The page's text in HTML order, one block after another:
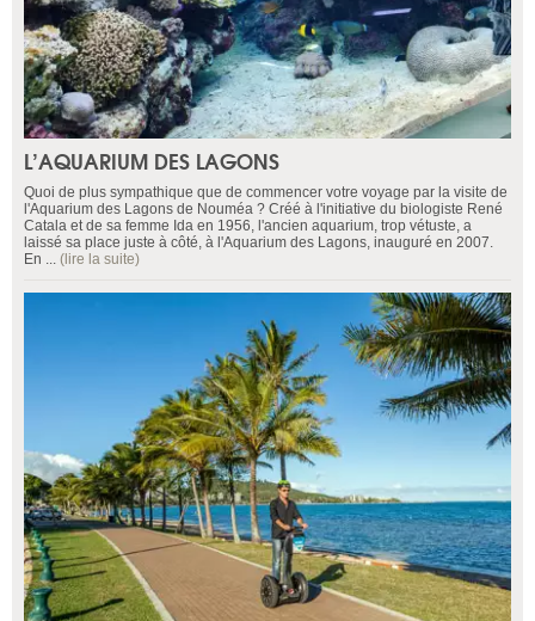
L’AQUARIUM DES LAGONS
Quoi de plus sympathique que de commencer votre voyage par la visite de
l'Aquarium des Lagons de Nouméa ? Créé à l'initiative du biologiste René
Catala et de sa femme Ida en 1956, l'ancien aquarium, trop vétuste, a
laissé sa place juste à côté, à l'Aquarium des Lagons, inauguré en 2007.
En ... (lire la suite)